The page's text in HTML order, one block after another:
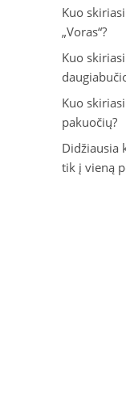
Kuo
„Voras“?
Kuo
Kuo
pakuočių?
Didžiausia
tik į vieną